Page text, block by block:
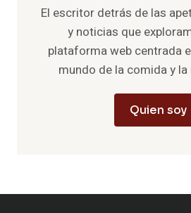
El escritor detrás de las
y noticias que
plataforma web centrada
mundo de la comida y
Quien soy